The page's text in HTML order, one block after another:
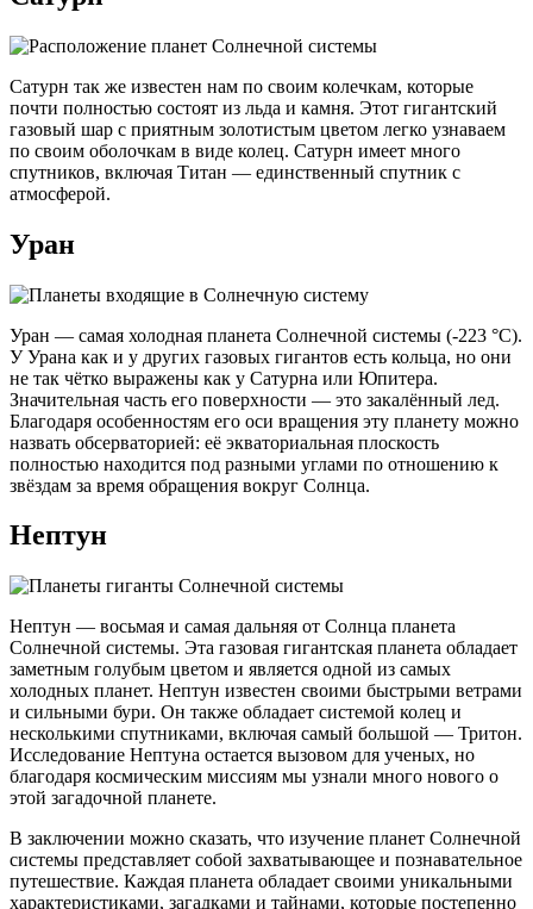
Сатурн так же известен нам по своим колечкам, которые
почти полностью состоят из льда и камня. Этот гигантский
газовый шар с приятным золотистым цветом легко узнаваем
по своим оболочкам в виде колец. Сатурн имеет много
спутников, включая Титан — единственный спутник с
атмосферой.
Уран
Уран — самая холодная планета Солнечной системы (-223 °C).
У Урана как и у других газовых гигантов есть кольца, но они
не так чётко выражены как у Сатурна или Юпитера.
Значительная часть его поверхности — это закалённый лед.
Благодаря особенностям его оси вращения эту планету можно
назвать обсерваторией: её экваториальная плоскость
полностью находится под разными углами по отношению к
звёздам за время обращения вокруг Солнца.
Нептун
Нептун — восьмая и самая дальняя от Солнца планета
Солнечной системы. Эта газовая гигантская планета обладает
заметным голубым цветом и является одной из самых
холодных планет. Нептун известен своими быстрыми ветрами
и сильными бури. Он также обладает системой колец и
несколькими спутниками, включая самый большой — Тритон.
Исследование Нептуна остается вызовом для ученых, но
благодаря космическим миссиям мы узнали много нового о
этой загадочной планете.
В заключении можно сказать, что изучение планет Солнечной
системы представляет собой захватывающее и познавательное
путешествие. Каждая планета обладает своими уникальными
характеристиками, загадками и тайнами, которые постепенно